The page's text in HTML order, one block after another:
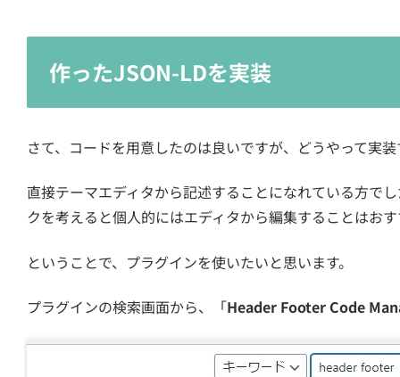
作ったJSON-LDを実装
さて、コードを用意したのは良いですが、どうやって実
直接テーマエディタから記述することになれている方で
クを考えると個人的にはエディタから編集することはお
ということで、プラグインを使いたいと思います。
プラグインの検索画面から、「Header Footer Code